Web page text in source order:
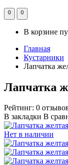
0 0
В корзине
Главная
Кустарники
Лапчатка
Лапчатка
Рейтинг: 0
В закладки В
Нет в наличии